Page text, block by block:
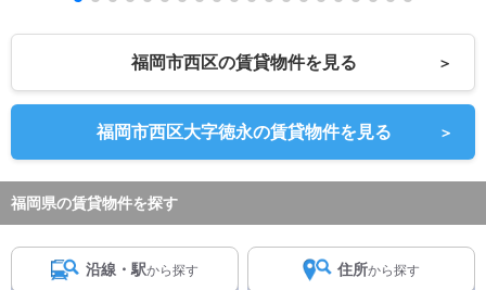
福岡市西区の賃貸物件を見る ＞
福岡市西区大字徳永の賃貸物件を見る ＞
福岡県の賃貸物件を探す
沿線・駅から探す 住所から探す